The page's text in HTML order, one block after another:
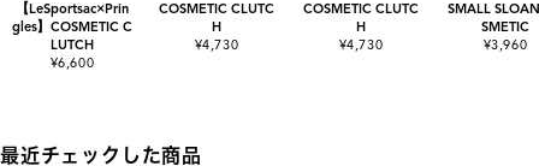
【LeSportsac×Prin
gles】COSMETIC C
LUTCH
¥6,600
COSMETIC CLUTC
H
¥4,730
COSMETIC CLUTC
H
¥4,730
SMALL
SMETIC
¥3,960
最近チェックした商品